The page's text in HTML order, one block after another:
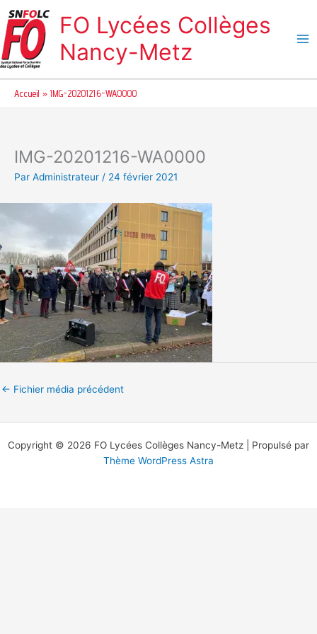
au
contenu
FO Lycées Collèges
Nancy-Metz
Accueil IMG-20201216-WA0000
IMG-20201216-WA0000
Par Administrateur / 24 février 2021
← Fichier média précédent
Copyright © 2026 FO Lycées Collèges Nancy-Metz | Propulsé par
Thème WordPress Astra